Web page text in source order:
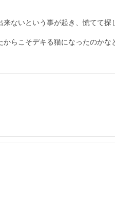
ないという事が起き、慌てて
らこそデキる猫になったのか